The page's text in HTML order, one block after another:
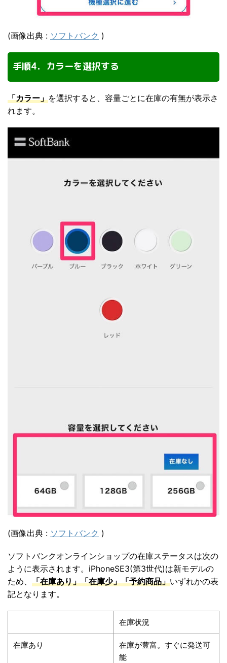
(画像出典 : ソフトバンク )
手順4．カラーを選択する
「カラー」を選択すると、容量ごとに在庫の有無が表示さ
れます。
(画像出典 : ソフトバンク )
ソフトバンクオンラインショップの在庫ステータスは次の
ように表示されます。iPhoneSE3(第3世代)は新モデルの
ため、 「在庫あり」「在庫少」「予約商品」いずれかの表
記となります。
在庫状況
在庫あり
在庫が豊富。すぐに発送可
能